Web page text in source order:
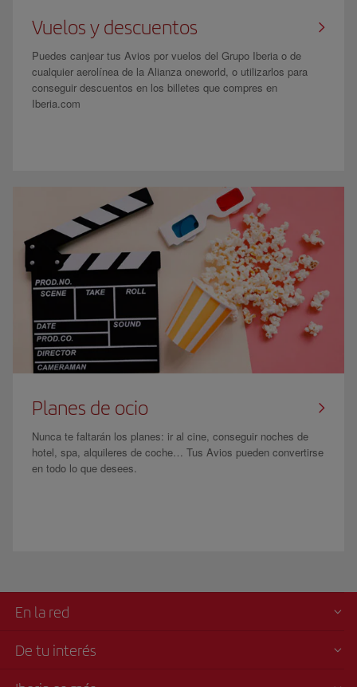
Vuelos y descuentos
Puedes canjear tus Avios por vuelos del Grupo Iberia o de
cualquier aerolínea de la Alianza oneworld, o utilizarlos para
conseguir descuentos en los billetes que compres en
Iberia.com
Planes de ocio
Nunca te faltarán los planes: ir al cine, conseguir noches de
hotel, spa, alquileres de coche… Tus Avios pueden convertirse
en todo lo que desees.
En la red
De tu interés